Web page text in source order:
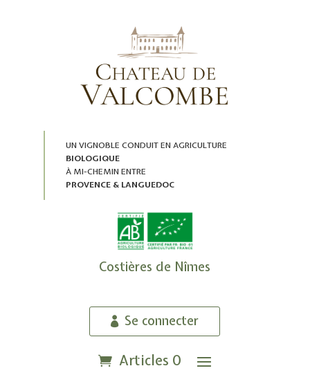
UN VIGNOBLE CONDUIT EN AGRICULTURE
BIOLOGIQUE
À MI-CHEMIN ENTRE
PROVENCE & LANGUEDOC
Costières de Nîmes
Se connecter
Articles 0